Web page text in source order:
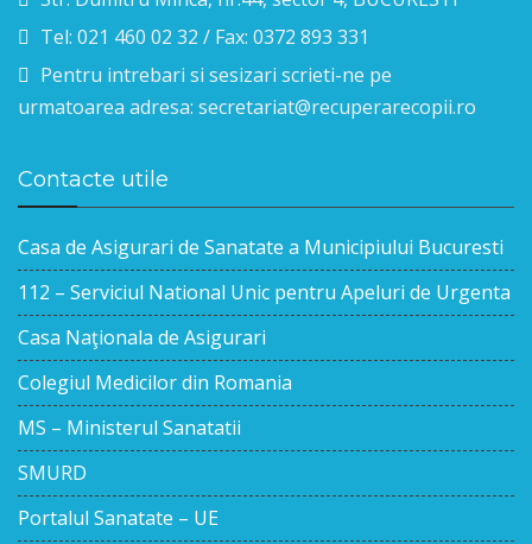
Tel: 021 460 02 32 / Fax: 0372 893 331
Pentru intrebari si sesizari scrieti-ne pe
urmatoarea adresa: secretariat@recuperarecopii.ro
Contacte utile
Casa de Asigurari de Sanatate a Municipiului Bucuresti
112 – Serviciul National Unic pentru Apeluri de Urgenta
Casa Naţionala de Asigurari
Colegiul Medicilor din Romania
MS – Ministerul Sanatatii
SMURD
Portalul Sanatate – UE